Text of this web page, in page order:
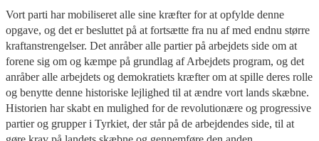
Vort parti har mobiliseret alle sine kræfter for at opfylde denne
opgave, og det er besluttet på at fortsætte fra nu af med endnu større
kraftanstrengelser. Det anråber alle partier på arbejdets side om at
forene sig om og kæmpe på grundlag af Arbejdets program, og det
anråber alle arbejdets og demokratiets kræfter om at spille deres rolle
og benytte denne historiske lejlighed til at ændre vort lands skæbne.
Historien har skabt en mulighed for de revolutionære og progressive
partier og grupper i Tyrkiet, der står på de arbejdendes side, til at